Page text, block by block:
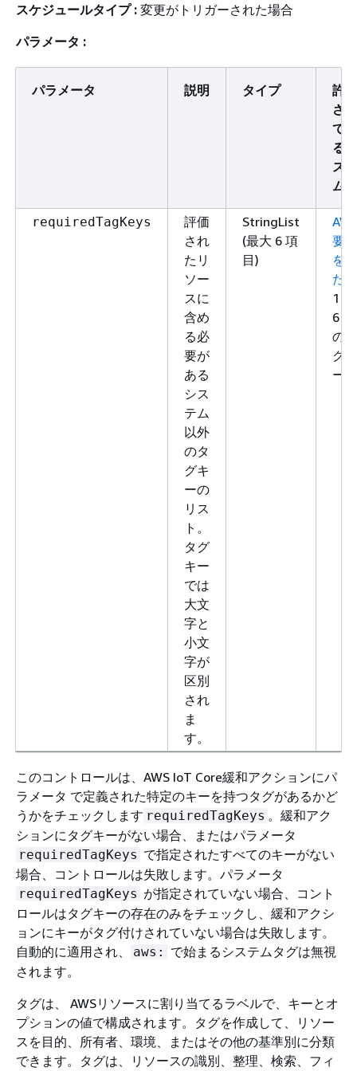
スケジュールタイプ : 変更がトリガーされた場合
パラメータ :
パラメータ 説明 タイプ
許可
され
てい
るカ
スタ
ム値
requiredTagKeys
評価
され
たリ
ソー
スに
含め
る必
要が
ある
シス
テム
以外
のタ
グキ
ーの
リス
ト。
タグ
キー
では
大文
字と
小文
字が
区別
され
ま
す。
StringList
(最大 6 項
目)
要件
を満
たす
1～
6 個
のタ
グキ
ー。
このコントロールは、AWS IoT Core緩和アクションにパ
ラメータ で定義された特定のキーを持つタグがあるかど
うかをチェックします requiredTagKeys 。緩和アク
ションにタグキーがない場合、またはパラメータ
requiredTagKeys で指定されたすべてのキーがない
場合、コントロールは失敗します。パラメータ
requiredTagKeys が指定されていない場合、コント
ロールはタグキーの存在のみをチェックし、緩和アクシ
ョンにキーがタグ付けされていない場合は失敗します。
自動的に適用され、
aws:
で始まるシステムタグは無視
されます。
タグは、 AWSリソースに割り当てるラベルで、キーとオ
プションの値で構成されます。タグを作成して、リソー
スを目的、所有者、環境、またはその他の基準別に分類
できます。タグは、リソースの識別、整理、検索、フィ